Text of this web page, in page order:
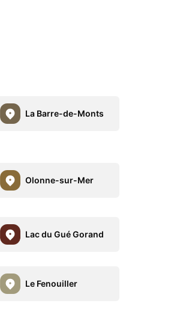
La Barre-de-Monts
Olonne-sur-Mer
Lac du Gué Gorand
Le Fenouiller